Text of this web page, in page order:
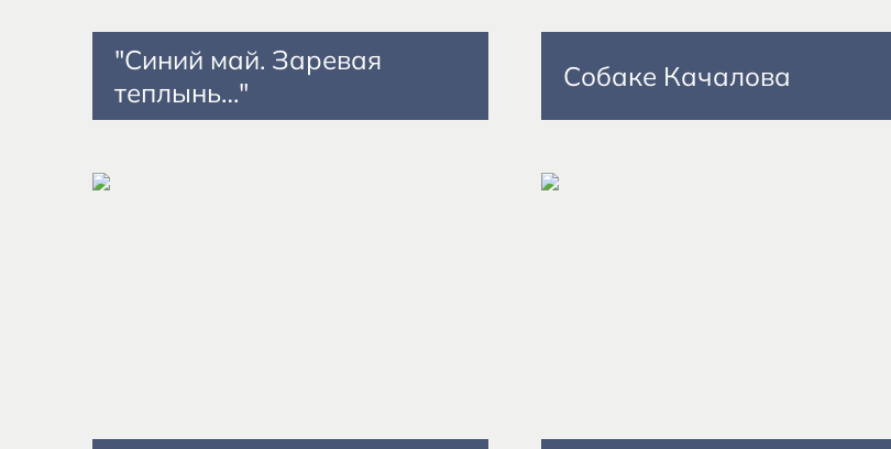
"Синий май. Заревая
теплынь…"
Собаке Качалова